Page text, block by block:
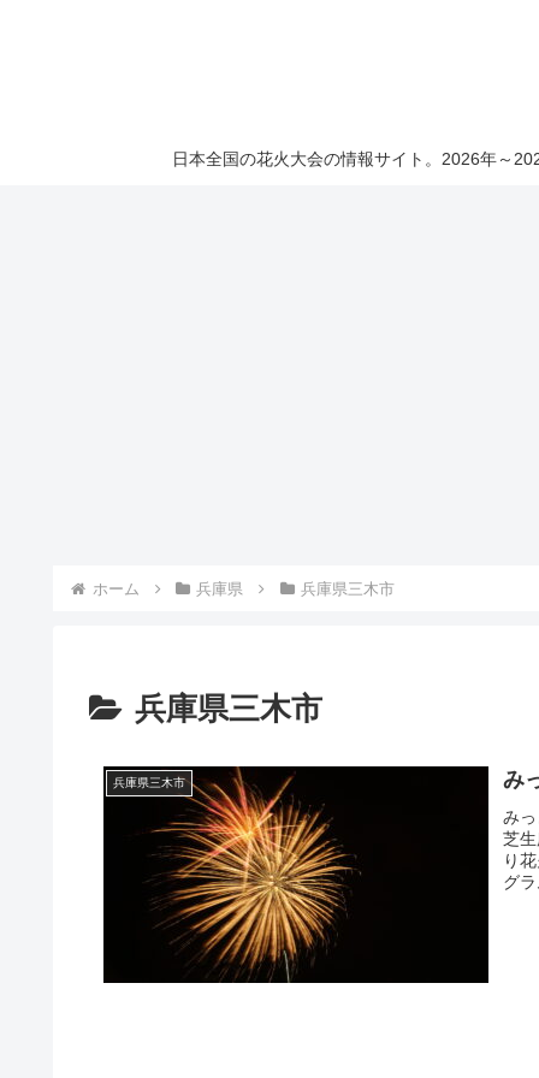
日本全国の花火大会の情報サイト。2026年～
ホーム 兵庫県 兵庫県三木市
兵庫県三木市
兵庫県三木市 み
み
芝
り
グ